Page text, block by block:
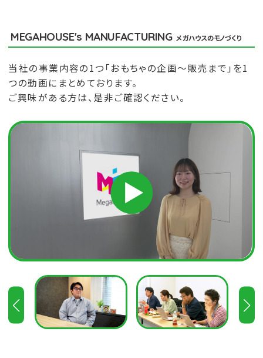
MEGAHOUSE's MANUFACTURING メガハウスのモノづくり
当社の事業内容の1つ「おもちゃの企画～販売まで」を1
つの動画にまとめております。
ご興味がある方は、是非ご確認ください。